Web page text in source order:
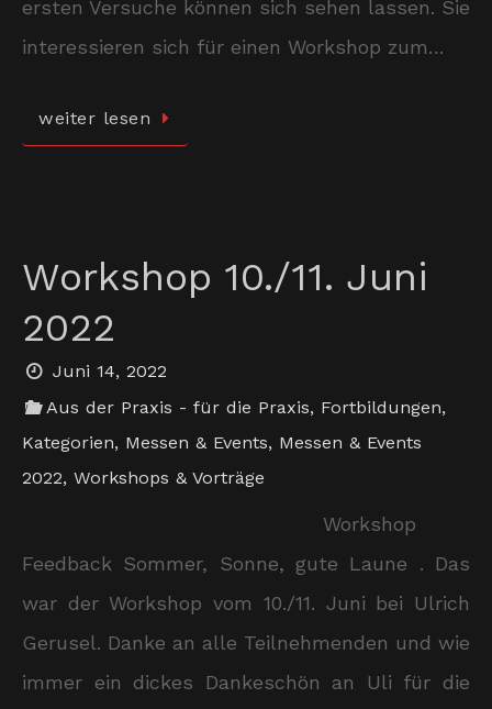
ersten Versuche können sich sehen lassen. Sie
interessieren sich für einen Workshop zum…
weiter lesen
Workshop 10./11. Juni
2022
Juni 14, 2022
Aus der Praxis - für die Praxis, Fortbildungen,
Kategorien, Messen & Events, Messen & Events
2022, Workshops & Vorträge
Workshop
Feedback Sommer, Sonne, gute Laune . Das
war der Workshop vom 10./11. Juni bei Ulrich
Gerusel. Danke an alle Teilnehmenden und wie
immer ein dickes Dankeschön an Uli für die